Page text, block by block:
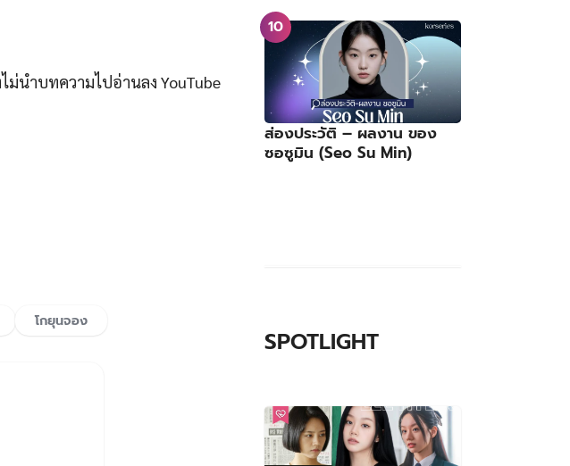
นำบทความไปอ่านลง YouTube
โกยุนจอง
ส่องประวัติ – ผลงาน ของ
ซอซูมิน (Seo Su Min)
SPOTLIGHT